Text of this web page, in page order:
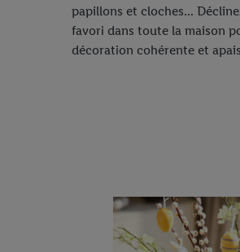
papillons et cloches...
favori dans toute la maison
décoration cohérente et